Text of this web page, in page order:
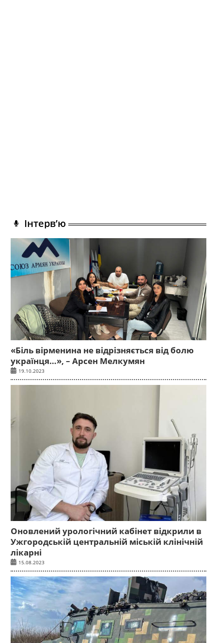
Інтерв’ю
«Біль вірменина не відрізняється від болю
українця…», – Арсен Мелкумян
19.10.2023
Оновлений урологічний кабінет відкрили в
Ужгородській центральній міській клінічній
лікарні
15.08.2023